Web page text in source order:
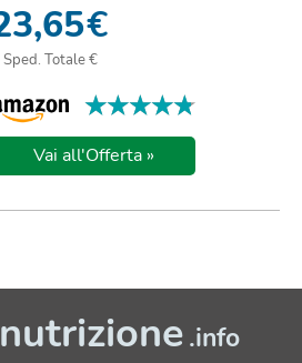
€
Sped. Totale €
★★★★★
★★★★★
Vai all'Offerta »
.info